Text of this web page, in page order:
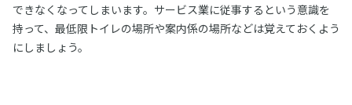
できなくなってしまいます。サービス業に従事するという意識を
持って、最低限トイレの場所や案内係の場所などは覚えておくよう
にしましょう。